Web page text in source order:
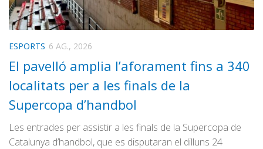
ESPORTS 6 AG., 2026
El pavelló amplia l’aforament fins a 340
localitats per a les finals de la
Supercopa d’handbol
Les entrades per assistir a les finals de la Supercopa de
Catalunya d’handbol, que es disputaran el dilluns 24